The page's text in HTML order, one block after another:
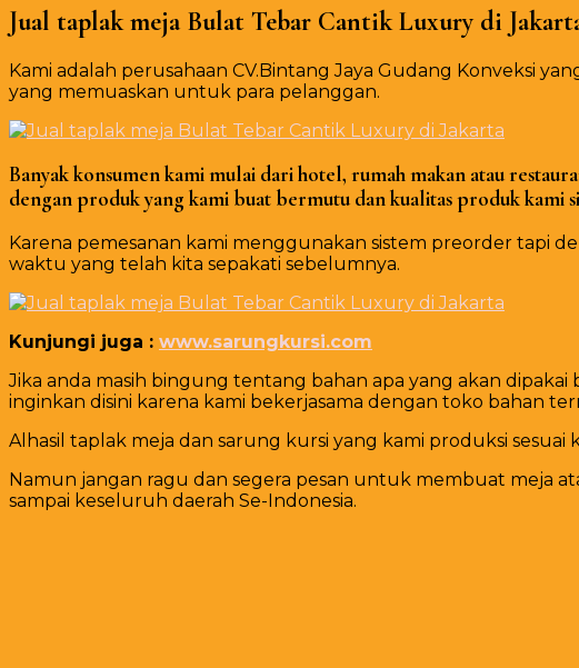
Jual taplak meja Bulat Tebar Cantik Luxury di
Kami adalah perusahaan CV.Bintang Jaya Gudang Konveksi
yang memuaskan untuk para pelanggan.
Banyak konsumen kami mulai dari hotel, rumah makan atau
dengan produk yang kami buat bermutu dan kualitas produk kami
Karena pemesanan kami menggunakan sistem preorder tapi
waktu yang telah kita sepakati sebelumnya.
Kunjungi juga : www.sarungkursi.com
Jika anda masih bingung tentang bahan apa yang akan
inginkan disini karena kami bekerjasama dengan toko bahan
Alhasil taplak meja dan sarung kursi yang kami produksi sesuai
Namun jangan ragu dan segera pesan untuk membuat meja
sampai keseluruh daerah Se-Indonesia.